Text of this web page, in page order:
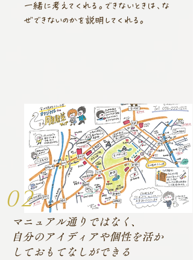
一緒に考えてくれる。 できないときは、な
ぜできないのかを説明してくれる。
マニュアル通りではなく、
自分のアイディアや個性を活か
しておもてなしができる
02